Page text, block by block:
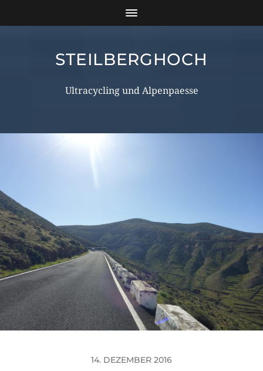
STEILBERGHOCH
Ultracycling und Alpenpaesse
14. DEZEMBER 2016